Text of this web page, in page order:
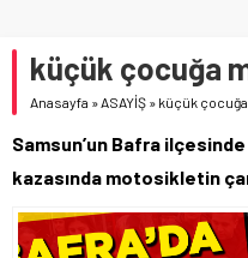
küçük çocuğa
Anasayfa »ASAYİŞ » küçük
Samsun’un Bafra
kazasında motosikletin